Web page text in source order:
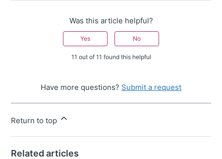
Was this article helpful?
Yes No
11 out of 11 found this helpful
Have more questions? Submit a request
Return to top
Related articles